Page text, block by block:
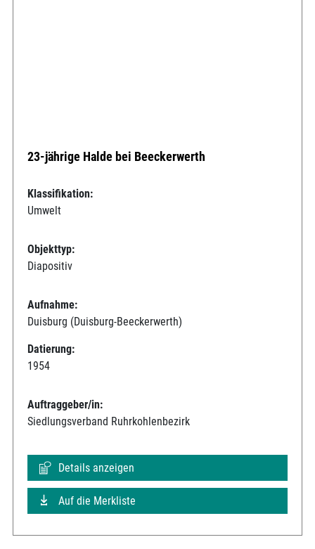
23-jährige Halde bei Beeckerwerth
Klassifikation:
Umwelt
Objekttyp:
Diapositiv
Aufnahme:
Duisburg (Duisburg-Beeckerwerth)
Datierung:
1954
Auftraggeber/in:
Siedlungsverband Ruhrkohlenbezirk
Details anzeigen
Auf die Merkliste